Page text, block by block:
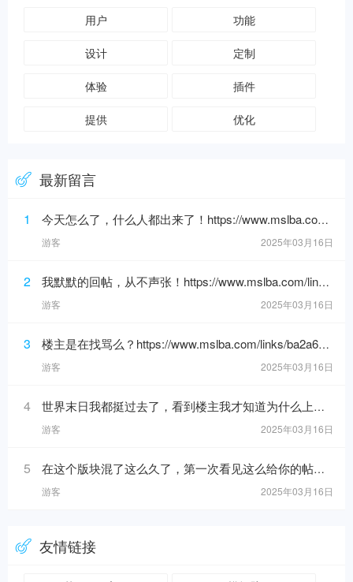
用户 功能
设计 定制
体验 插件
提供 优化
最新留言
1 今天怎么了，什么人都出来了！https://www.mslba.com/links/3af3c1666332ddf50565.html
游客 2025年03月16日
2 我默默的回帖，从不声张！https://www.mslba.com/links/de626f18ad3546c7b228.html
游客 2025年03月16日
3 楼主是在找骂么？https://www.mslba.com/links/ba2a6192088e25bf881b.html
游客 2025年03月16日
4 世界末日我都挺过去了，看到楼主我才知道为什么上帝留我到现在！https://www.mslba.com/links/eec9a0c20149ccd68621.h
游客 2025年03月16日
5 在这个版块混了这么久了，第一次看见这么给你的帖子！https://www.mslba.com/links/5716dc8b40da881ab332.html
游客 2025年03月16日
友情链接